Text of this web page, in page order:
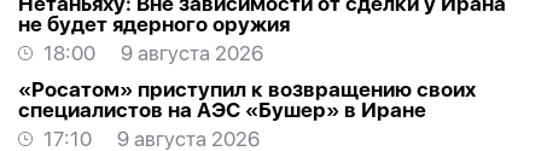
не будет ядерного оружия
18:00
9 августа 2026
«Росатом» приступил к возвращению своих
специалистов на АЭС «Бушер» в Иране
17:10
9 августа 2026